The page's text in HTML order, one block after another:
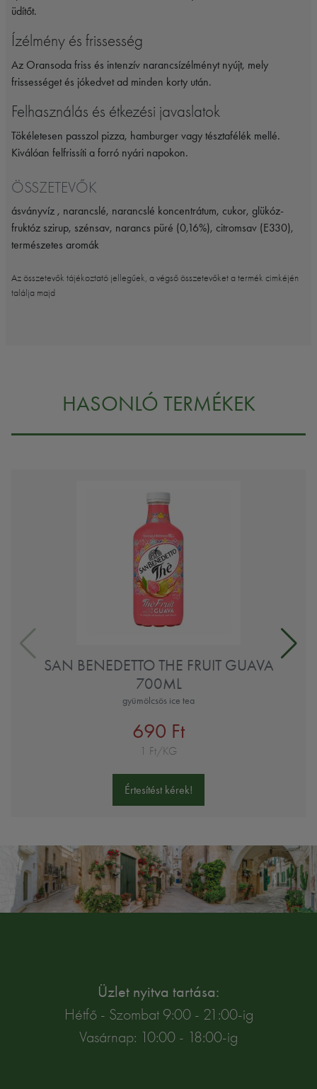
üdítőt.
Ízélmény és frissesség
Az Oransoda friss és intenzív narancsízélményt nyújt, mely
frissességet és jókedvet ad minden korty után.
Felhasználás és étkezési javaslatok
Tökéletesen passzol pizza, hamburger vagy tésztafélék mellé.
Kiválóan felfrissíti a forró nyári napokon.
ÖSSZETEVŐK
ásványvíz , narancslé, narancslé koncentrátum, cukor, glükóz-
fruktóz szirup, szénsav, narancs püré (0,16%), citromsav (E330),
természetes aromák
Az összetevők tájékoztató jellegűek, a végső összetevőket a termék cimkéjén
találja majd
HASONLÓ TERMÉKEK
SAN BENEDETTO THE FRUIT GUAVA
700ML
gyümölcsös ice tea
690 Ft
1 Ft/KG
Értesítést kérek!
Üzlet nyitva tartása:
Hétfő - Szombat 9:00 - 21:00-ig
Vasárnap: 10:00 - 18:00-ig